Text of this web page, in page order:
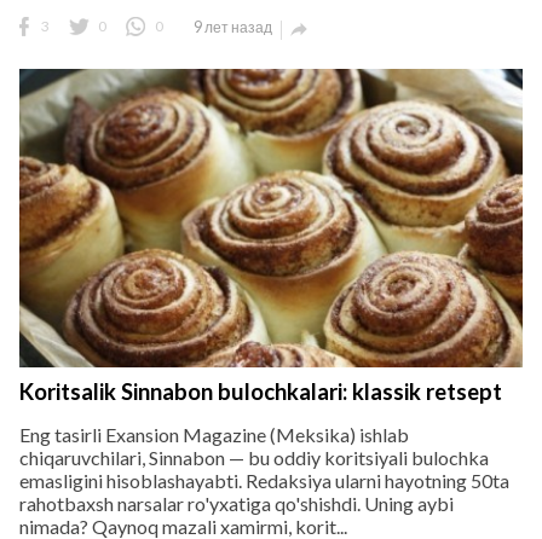
3 0 0 9 лет назад 
Koritsalik Sinnabon bulochkalari: klassik retsept
Eng tasirli Exansion Magazine (Meksika) ishlab
chiqaruvchilari, Sinnabon — bu oddiy koritsiyali bulochka
emasligini hisoblashayabti. Redaksiya ularni hayotning 50ta
rahotbaxsh narsalar ro'yxatiga qo'shishdi. Uning aybi
nimada? Qaynoq mazali xamirmi, korit...